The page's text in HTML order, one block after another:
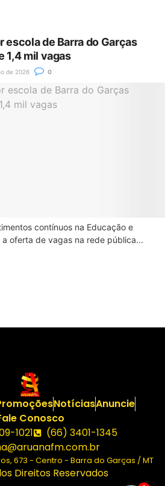
escola de Barra do Garças
1,4 mil vagas
de 2026 0
contínuos na Educação e
oferta de vagas na rede pública...
NotíciasAnuncie
Conosco
1021
(66) 3401-1345
673 - Centro - Barra do Garças / MT
Direitos Reservados